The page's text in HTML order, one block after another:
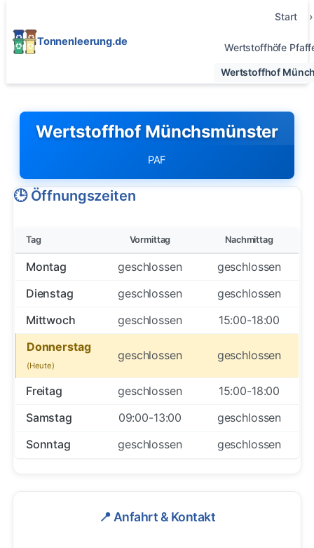
Tonnenleerung.de
Start
Wertstoffhöfe
Wertstoffhof
Wertstoffhof Münchsmünster
PAF
🕒 Öffnungszeiten
Tag Vormittag Nachmittag
Montag geschlossen
geschlossen
Dienstag
geschlossen
geschlossen
Mittwoch
geschlossen
15:00-18:00
Donnerstag
geschlossen geschlossen
Freitag geschlossen
15:00-18:00
Samstag
09:00-13:00
geschlossen
Sonntag
geschlossen geschlossen
📍 Anfahrt & Kontakt